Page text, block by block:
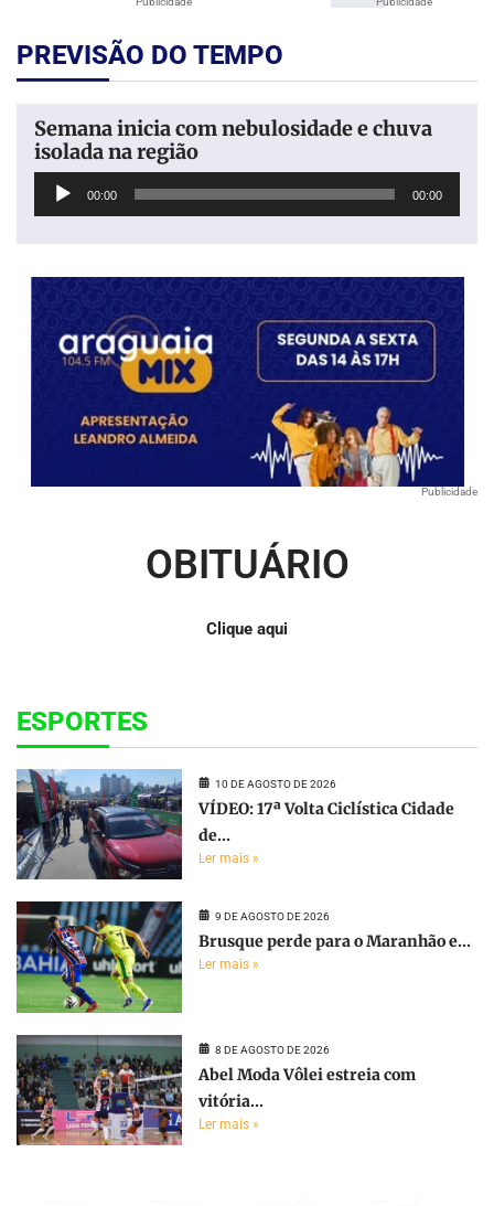
PREVISÃO DO TEMPO
Semana inicia com nebulosidade e chuva
isolada na região
Tocador
00:00 00:00
Publicidade
OBITUÁRIO
Clique aqui
ESPORTES
10 DE AGOSTO DE 2026
VÍDEO: 17ª Volta Ciclística Cidade
de...
Ler mais »
9 DE AGOSTO DE 2026
Brusque perde para o Maranhão e...
Ler mais »
8 DE AGOSTO DE 2026
Abel Moda Vôlei estreia com
vitória...
Ler mais »